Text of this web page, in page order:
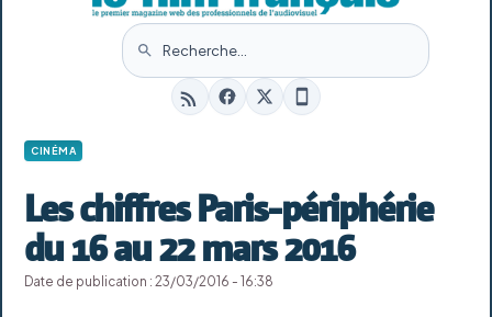
CINÉMA
Les chiffres Paris-périphérie
du 16 au 22 mars 2016
Date de publication : 23/03/2016 - 16:38